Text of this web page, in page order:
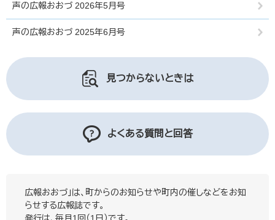
声の広報おおづ 2026年5月号
声の広報おおづ 2025年6月号
見つからないときは
よくある質問と回答
広報おおづ」は、町からのお知らせや町内の催しなどをお知
らせする広報誌です。